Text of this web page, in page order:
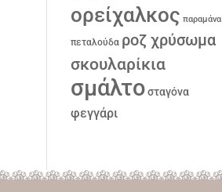
ορείχαλκος παραμάνα
πεταλούδα ροζ χρύσωμα
σκουλαρίκια
σμάλτοσταγόνα
φεγγάρι